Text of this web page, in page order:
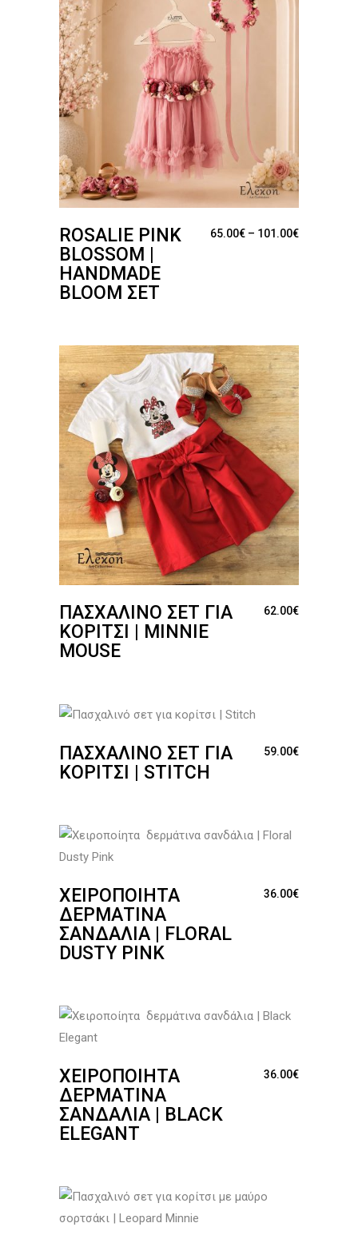
ROSALIE PINK
BLOSSOM |
HANDMADE
BLOOM ΣΕΤ
65.00€ – 101.00€Price
ΠΑΣΧΑΛΙΝΌ ΣΕΤ ΓΙΑ
ΚΟΡΊΤΣΙ | MINNIE
MOUSE
62.00€
ΠΑΣΧΑΛΙΝΌ ΣΕΤ ΓΙΑ
ΚΟΡΊΤΣΙ | STITCH
59.00€
ΧΕΙΡΟΠΟΊΗΤΑ
ΔΕΡΜΆΤΙΝΑ
ΣΑΝΔΆΛΙΑ | FLORAL
DUSTY PINK
36.00€
ΧΕΙΡΟΠΟΊΗΤΑ
ΔΕΡΜΆΤΙΝΑ
ΣΑΝΔΆΛΙΑ | BLACK
ELEGANT
36.00€